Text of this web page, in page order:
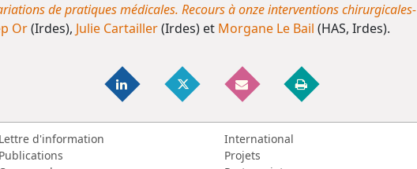
de pratiques médicales. Recours à onze interventions chirurgicales-
Or(Irdes), Julie Cartailler(Irdes) et Morgane Le Bail (HAS, Irdes).
Lettre d'information
Publications
International
Projets